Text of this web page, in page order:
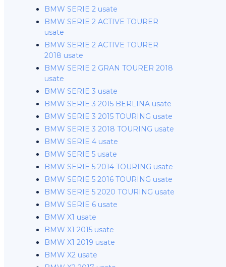
BMW SERIE 2 usate
BMW SERIE 2 ACTIVE TOURER
usate
BMW SERIE 2 ACTIVE TOURER
2018 usate
BMW SERIE 2 GRAN TOURER 2018
usate
BMW SERIE 3 usate
BMW SERIE 3 2015 BERLINA usate
BMW SERIE 3 2015 TOURING usate
BMW SERIE 3 2018 TOURING usate
BMW SERIE 4 usate
BMW SERIE 5 usate
BMW SERIE 5 2014 TOURING usate
BMW SERIE 5 2016 TOURING usate
BMW SERIE 5 2020 TOURING usate
BMW SERIE 6 usate
BMW X1 usate
BMW X1 2015 usate
BMW X1 2019 usate
BMW X2 usate